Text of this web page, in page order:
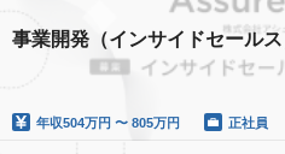
事業開発（インサイドセールス
年収504万円 〜 805万円 正社員